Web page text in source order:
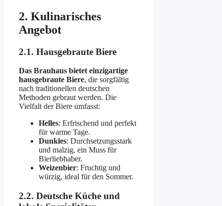
2. Kulinarisches
Angebot
2.1. Hausgebraute Biere
Das Brauhaus bietet einzigartige
hausgebraute Biere, die sorgfältig
nach traditionellen deutschen
Methoden gebraut werden. Die
Vielfalt der Biere umfasst:
Helles: Erfrischend und perfekt
für warme Tage.
Dunkles: Durchsetzungsstark
und malzig, ein Muss für
Bierliebhaber.
Weizenbier: Fruchtig und
würzig, ideal für den Sommer.
2.2. Deutsche Küche und